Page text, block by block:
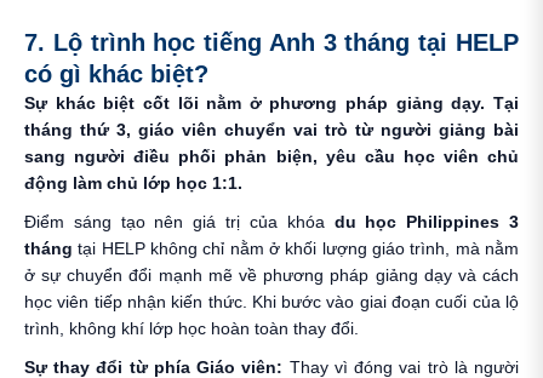
7. Lộ trình học tiếng Anh 3 tháng tại HELP
có gì khác biệt?
Sự khác biệt cốt lõi nằm ở phương pháp giảng dạy. Tại
tháng thứ 3, giáo viên chuyển vai trò từ người giảng bài
sang người điều phối phản biện, yêu cầu học viên chủ
động làm chủ lớp học 1:1.
Điểm sáng tạo nên giá trị của khóa du học Philippines 3
tháng tại HELP không chỉ nằm ở khối lượng giáo trình, mà nằm
ở sự chuyển đổi mạnh mẽ về phương pháp giảng dạy và cách
học viên tiếp nhận kiến thức. Khi bước vào giai đoạn cuối của lộ
trình, không khí lớp học hoàn toàn thay đổi.
Sự thay đổi từ phía Giáo viên: Thay vì đóng vai trò là người